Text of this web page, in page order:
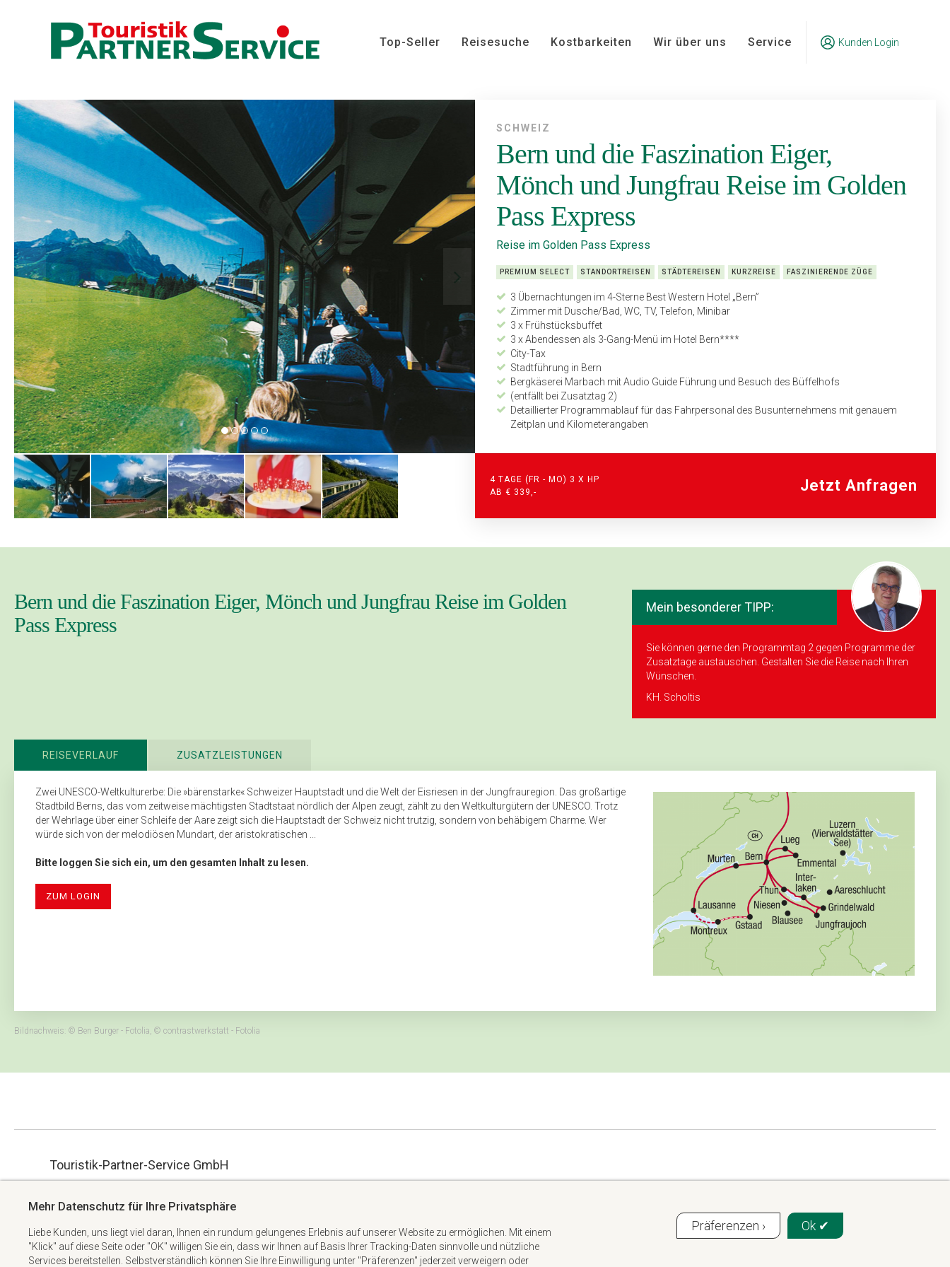
Top-Seller Reisesuche Kostbarkeiten Wir über uns Service Kunden Login
SCHWEIZ
Bern und die Faszination Eiger,
Mönch und Jungfrau Reise im Golden
Pass Express
Reise im Golden Pass Express
PREMIUM SELECT STANDORTREISEN STÄDTEREISEN KURZREISE FASZINIERENDE ZÜGE
3 Übernachtungen im 4-Sterne Best Western Hotel „Bern”
Zimmer mit Dusche/Bad, WC, TV, Telefon, Minibar
3 x Frühstücksbuffet
3 x Abendessen als 3-Gang-Menü im Hotel Bern****
City-Tax
Stadtführung in Bern
Bergkäserei Marbach mit Audio Guide Führung und Besuch des Büffelhofs
(entfällt bei Zusatztag 2)
Detaillierter Programmablauf für das Fahrpersonal des Bus­unternehmens mit genauem
Zeitplan und Kilometer­angaben
1 x Halbpension im Hotel Bern
Bergkäserei Marbach mit Audio Guide Führung und Besuch des Büffelhofs
Zusatztag 2 Zusatzleistungen:
4 TAGE (FR - MO) 3 X HP
AB € 339,-
Jetzt Anfragen
Bern und die Faszination Eiger, Mönch und Jungfrau Reise im Golden
Pass Express
Mein besonderer TIPP:
Sie können gerne den Programmtag 2 gegen Programme der
Zusatztage austauschen. Gestalten Sie die Reise nach Ihren
Wünschen.
KH. Scholtis
REISEVERLAUF ZUSATZLEISTUNGEN
Zwei UNESCO-Weltkulturerbe: Die »bärenstarke« Schweizer Hauptstadt und die Welt der Eisriesen in der Jungfrauregion. Das großartige
Stadtbild Berns, das vom zeitweise mächtigsten Stadtstaat nördlich der Alpen zeugt, zählt zu den Weltkulturgütern der UNESCO. Trotz
der Wehrlage über einer Schleife der Aare zeigt sich die Hauptstadt der Schweiz nicht trutzig, sondern von behäbigem Charme. Wer
würde sich von der melodiösen Mundart, der aristokratischen ...
Bitte loggen Sie sich ein, um den gesamten Inhalt zu lesen.
ZUM LOGIN
Bildnachweis: © Ben Burger - Fotolia, © contrastwerkstatt - Fotolia
Touristik-Partner-Service GmbH
+49 6074 6982738
63322 Rödermark
AGB
Kontakt
Mehr Datenschutz für Ihre Privatsphäre
Liebe Kunden, uns liegt viel daran, Ihnen ein rundum gelungenes Erlebnis auf unserer Website zu ermöglichen. Mit einem
"Klick" auf diese Seite oder "OK" willigen Sie ein, dass wir Ihnen auf Basis Ihrer Tracking-Daten sinnvolle und nützliche
Services bereitstellen. Selbstverständlich können Sie Ihre Einwilligung unter "Präferenzen" jederzeit verweigern oder
Präferenzen › Ok ✔